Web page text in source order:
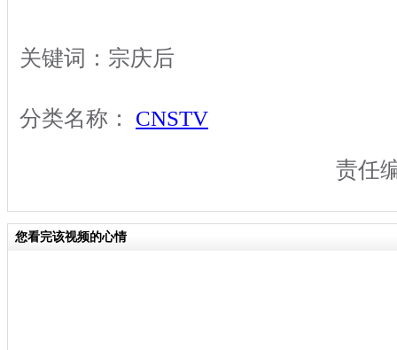
关键词：宗庆后
分类名称： CNSTV
责任
您看完该视频的心情